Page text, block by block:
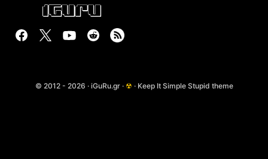
© 2012 - 2026 · iGuRu.gr · ☢ · Keep It Simple Stupid theme